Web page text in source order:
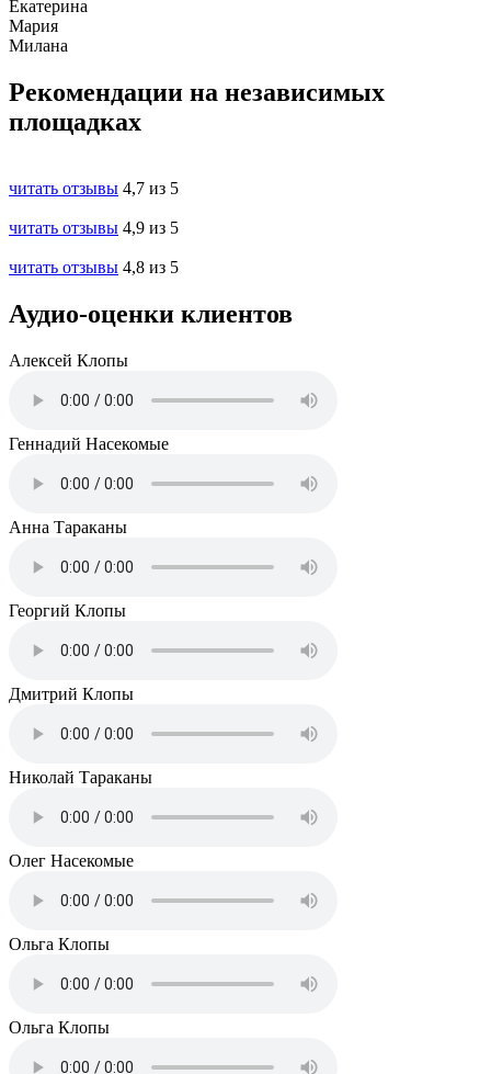
Екатерина
Мария
Милана
Рекомендации на независимых
площадках
читать отзывы 4,7 из 5
читать отзывы 4,9 из 5
читать отзывы 4,8 из 5
Аудио-оценки клиентов
Алексей Клопы
Геннадий Насекомые
Анна Тараканы
Георгий Клопы
Дмитрий Клопы
Николай Тараканы
Олег Насекомые
Ольга Клопы
Ольга Клопы